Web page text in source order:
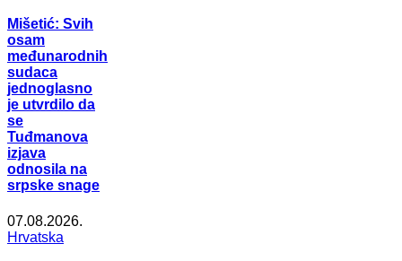
Mišetić: Svih
osam
međunarodnih
sudaca
jednoglasno
je utvrdilo da
se
Tuđmanova
izjava
odnosila na
srpske snage
07.08.2026.
Hrvatska